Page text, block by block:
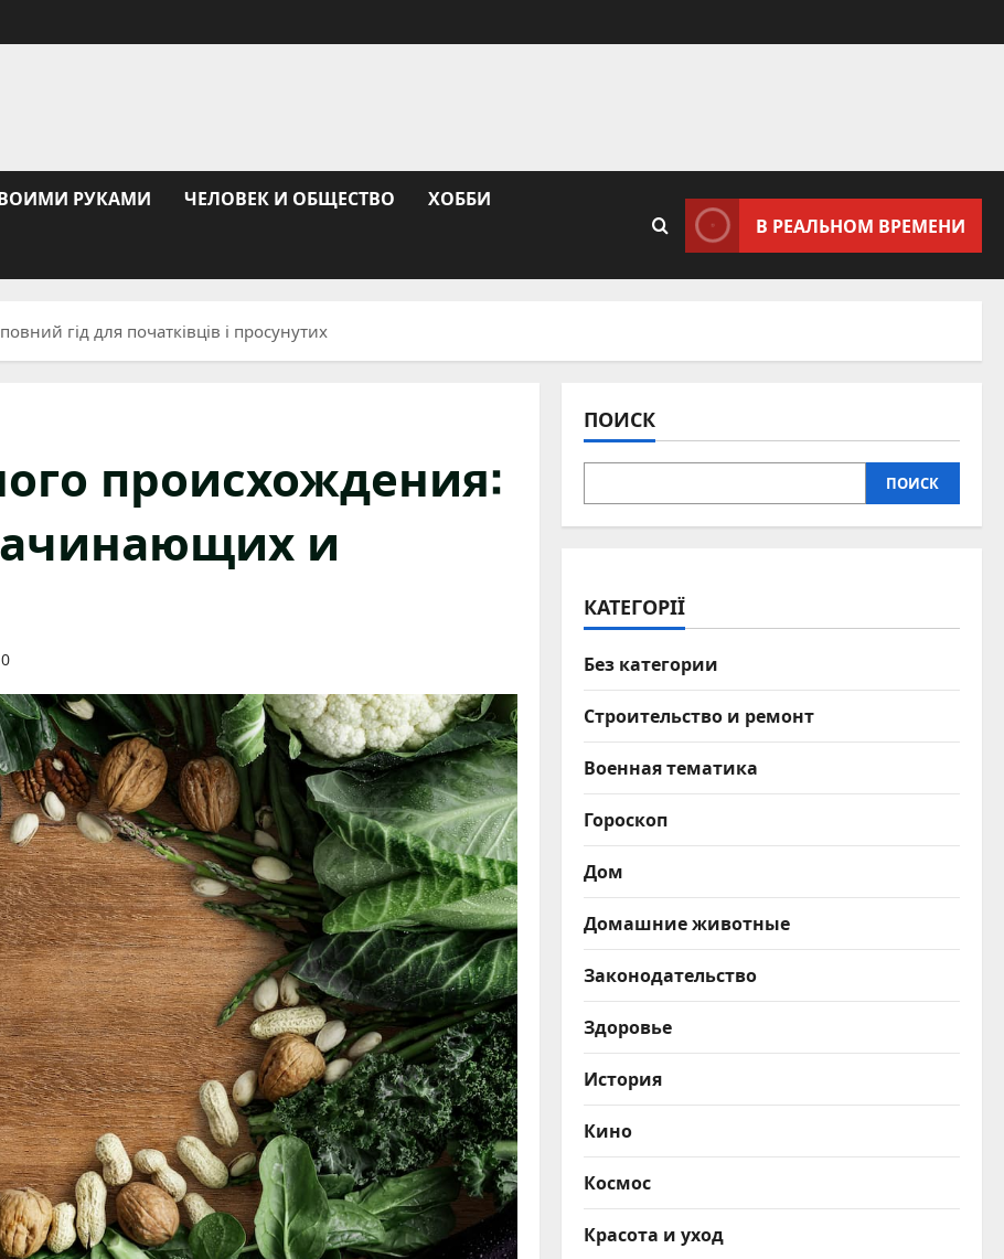
РУКАМИ ЧЕЛОВЕК И ОБЩЕСТВО ХОББИ
В РЕАЛЬНОМ ВРЕМЕНИ
гід для початківців і просунутих
происхождения:
и
0
ПОИСК
ПОИСК
КАТЕГОРІЇ
Без категории
Строительство и ремонт
Военная тематика
Гороскоп
Дом
Домашние животные
Законодательство
Здоровье
История
Кино
Космос
Красота и уход